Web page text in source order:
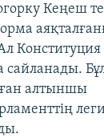
Кеңеш те
алтыншы